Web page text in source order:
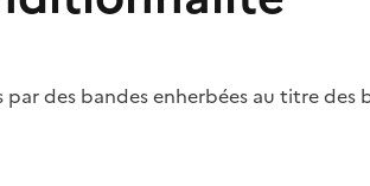
des bandes enherbées au titre